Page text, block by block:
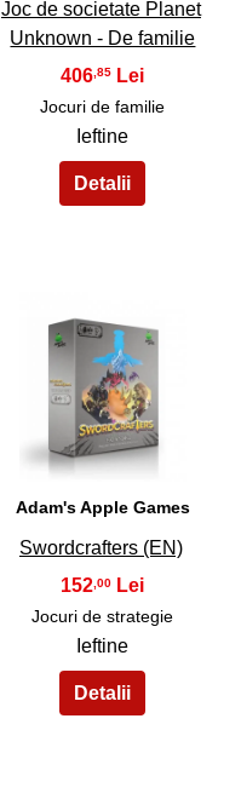
Joc de societate Planet
Unknown - De familie
406,85
Jocuri de familie
Ieftine
34
Adam's Apple Games
Swordcrafters (EN)
152 ,00
Jocuri de strategie
Ieftine